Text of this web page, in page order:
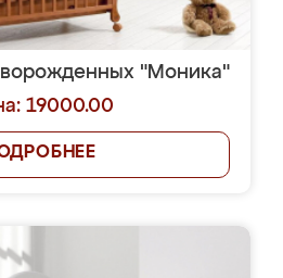
"Моника"
19000.00